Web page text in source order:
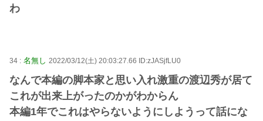
わ
34 : 名無し 2022/03/12(土) 20:03:27.66 ID:zJASjfLU0
なんで本編の脚本家と思い入れ激重の渡辺秀が居て
これが出来上がったのかがわからん
本編1年でこれはやらないようにしようって話にな